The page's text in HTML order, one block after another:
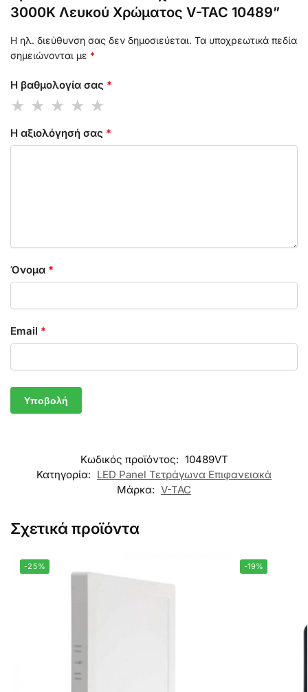
3000K Λευκού Χρώματος V-TAC 10489”
Η ηλ. διεύθυνση σας δεν δημοσιεύεται. Τα υποχρεωτικά πεδία
σημειώνονται με *
Η βαθμολογία σας *
Η αξιολόγησή σας *
Όνομα *
Email *
Κωδικός προϊόντος: 10489VT
Κατηγορία: LED Panel Τετράγωνα Επιφανειακά
Μάρκα: V-TAC
Σχετικά προϊόντα
-25% -19%